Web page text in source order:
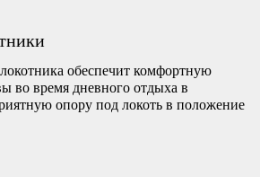
обеспечит комфортную
во время дневного отдыха в
опору под локоть в положение